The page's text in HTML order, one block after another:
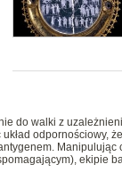
do walki z
odpornościowy,
Manipulując
ekipie